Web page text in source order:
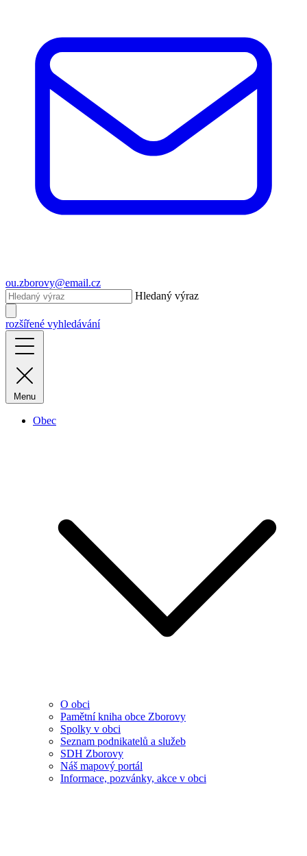
ou.zborovy@email.cz
Hledaný výraz
rozšířené vyhledávání
Menu
Obec
O obci
Pamětní kniha obce Zborovy
Spolky v obci
Seznam podnikatelů a služeb
SDH Zborovy
Náš mapový portál
Informace, pozvánky, akce v obci